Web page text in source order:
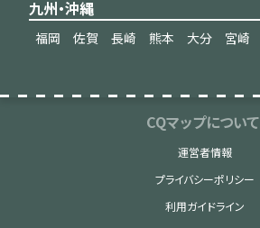
九州・沖縄
福岡 佐賀 長崎 熊本 大分 宮崎
CQマップについて
運営者情報
プライバシーポリシー
利用ガイドライン